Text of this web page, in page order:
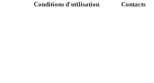
Conditions d'utilisation Contacts